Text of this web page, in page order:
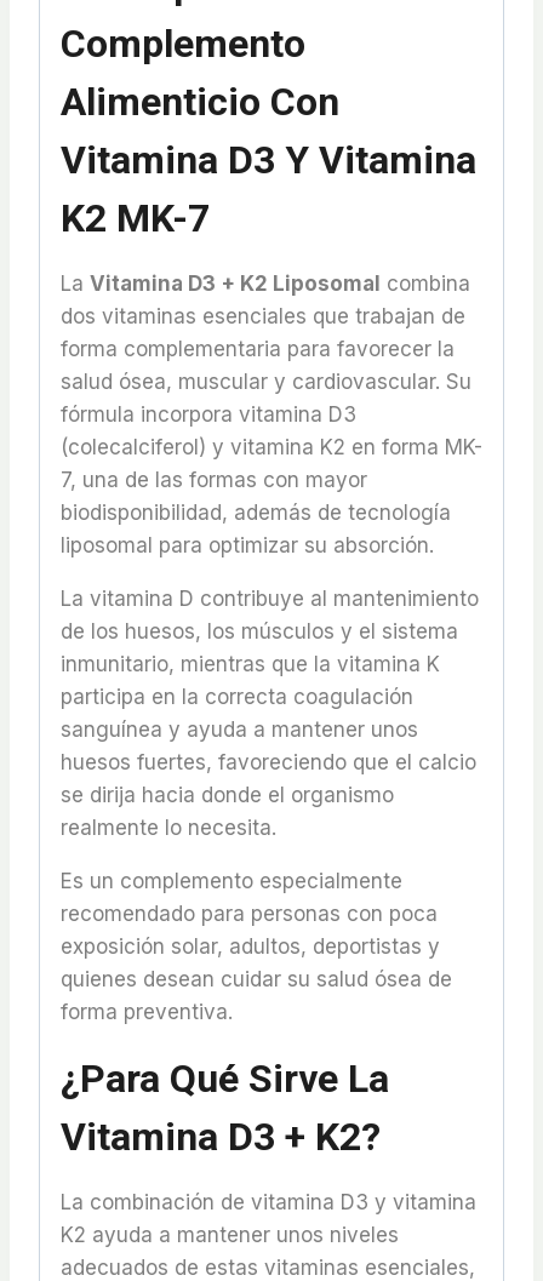
Complemento
Alimenticio Con
Vitamina D3 Y Vitamina
K2 MK-7
La Vitamina D3 + K2 Liposomal combina
dos vitaminas esenciales que trabajan de
forma complementaria para favorecer la
salud ósea, muscular y cardiovascular. Su
fórmula incorpora vitamina D3
(colecalciferol) y vitamina K2 en forma MK-
7, una de las formas con mayor
biodisponibilidad, además de tecnología
liposomal para optimizar su absorción.
La vitamina D contribuye al mantenimiento
de los huesos, los músculos y el sistema
inmunitario, mientras que la vitamina K
participa en la correcta coagulación
sanguínea y ayuda a mantener unos
huesos fuertes, favoreciendo que el calcio
se dirija hacia donde el organismo
realmente lo necesita.
Es un complemento especialmente
recomendado para personas con poca
exposición solar, adultos, deportistas y
quienes desean cuidar su salud ósea de
forma preventiva.
¿Para Qué Sirve La
Vitamina D3 + K2?
La combinación de vitamina D3 y vitamina
K2 ayuda a mantener unos niveles
adecuados de estas vitaminas esenciales,